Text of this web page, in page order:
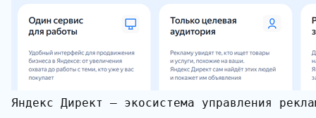
Яндекс Директ — экосистема управления